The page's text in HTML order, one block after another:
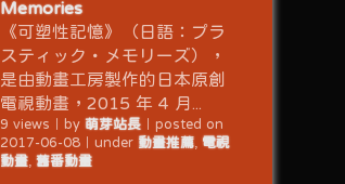
Memories
《可塑性記憶》（日語：プラ
スティック・メモリーズ），
是由動畫工房製作的日本原創
電視動畫，2015 年 4 月...
9 views by 萌芽站長｜ posted on
2017-06-08｜ under 動畫推薦, 電視
動畫, 舊番動畫